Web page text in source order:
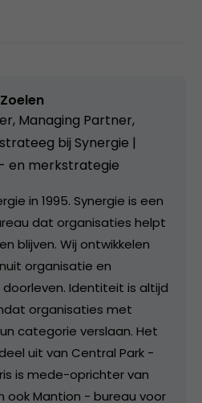
Managing Partner,
bij Synergie |
en merkstrategie
in 1995. Synergie is een
dat organisaties helpt
blijven. Wij ontwikkelen
organisatie en
Identiteit is altijd
organisaties met
categorie verslaan. Het
uit van Central Park -
is mede-oprichter van
ook Mantion - bureau voor